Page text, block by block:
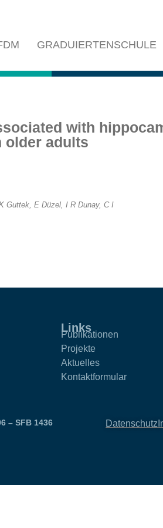
GRADUIERTENSCHULE
with
older adults
Guttek, E Düzel, I R Dunay, C I
Links
Publikationen
Projekte
Aktuelles
Kontaktformular
– SFB 1436 Datenschutz